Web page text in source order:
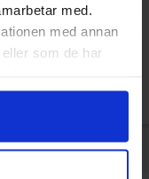
med.
med annan
som de har